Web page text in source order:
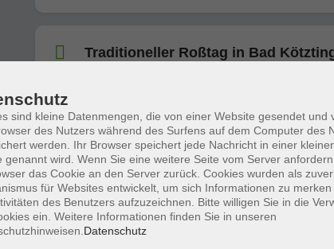
Traditioneller Roßtag in Bad
Deutschkurs B1/B2 (kostenlos)
Sicherer schreiben, überzeugend sprechen
Deutschkurs B1/B2 (kostenlos)
Sicherer schreiben, überzeugend sprechen
sind kleine Datenmengen, die von einer Website gesendet und
des Nutzers während des Surfens auf dem Computer des
werden. Ihr Browser speichert jede Nachricht in einer
genannt wird. Wenn Sie eine weitere Seite vom Server
das Cookie an den Server zurück. Cookies wurden als
für Websites entwickelt, um sich Informationen zu
des Benutzers aufzuzeichnen. Bitte willigen Sie in die
ein. Weitere Informationen finden Sie in unseren
Datenschutz